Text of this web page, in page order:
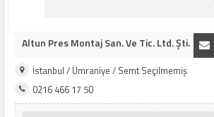
Altun Pres Montaj San. Ve Tic. Ltd. Şti.
İstanbul / Ümraniye / Semt Seçilmemiş
0216 466 17 50